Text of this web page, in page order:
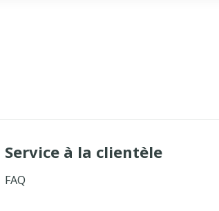
Service à la clientèle
FAQ